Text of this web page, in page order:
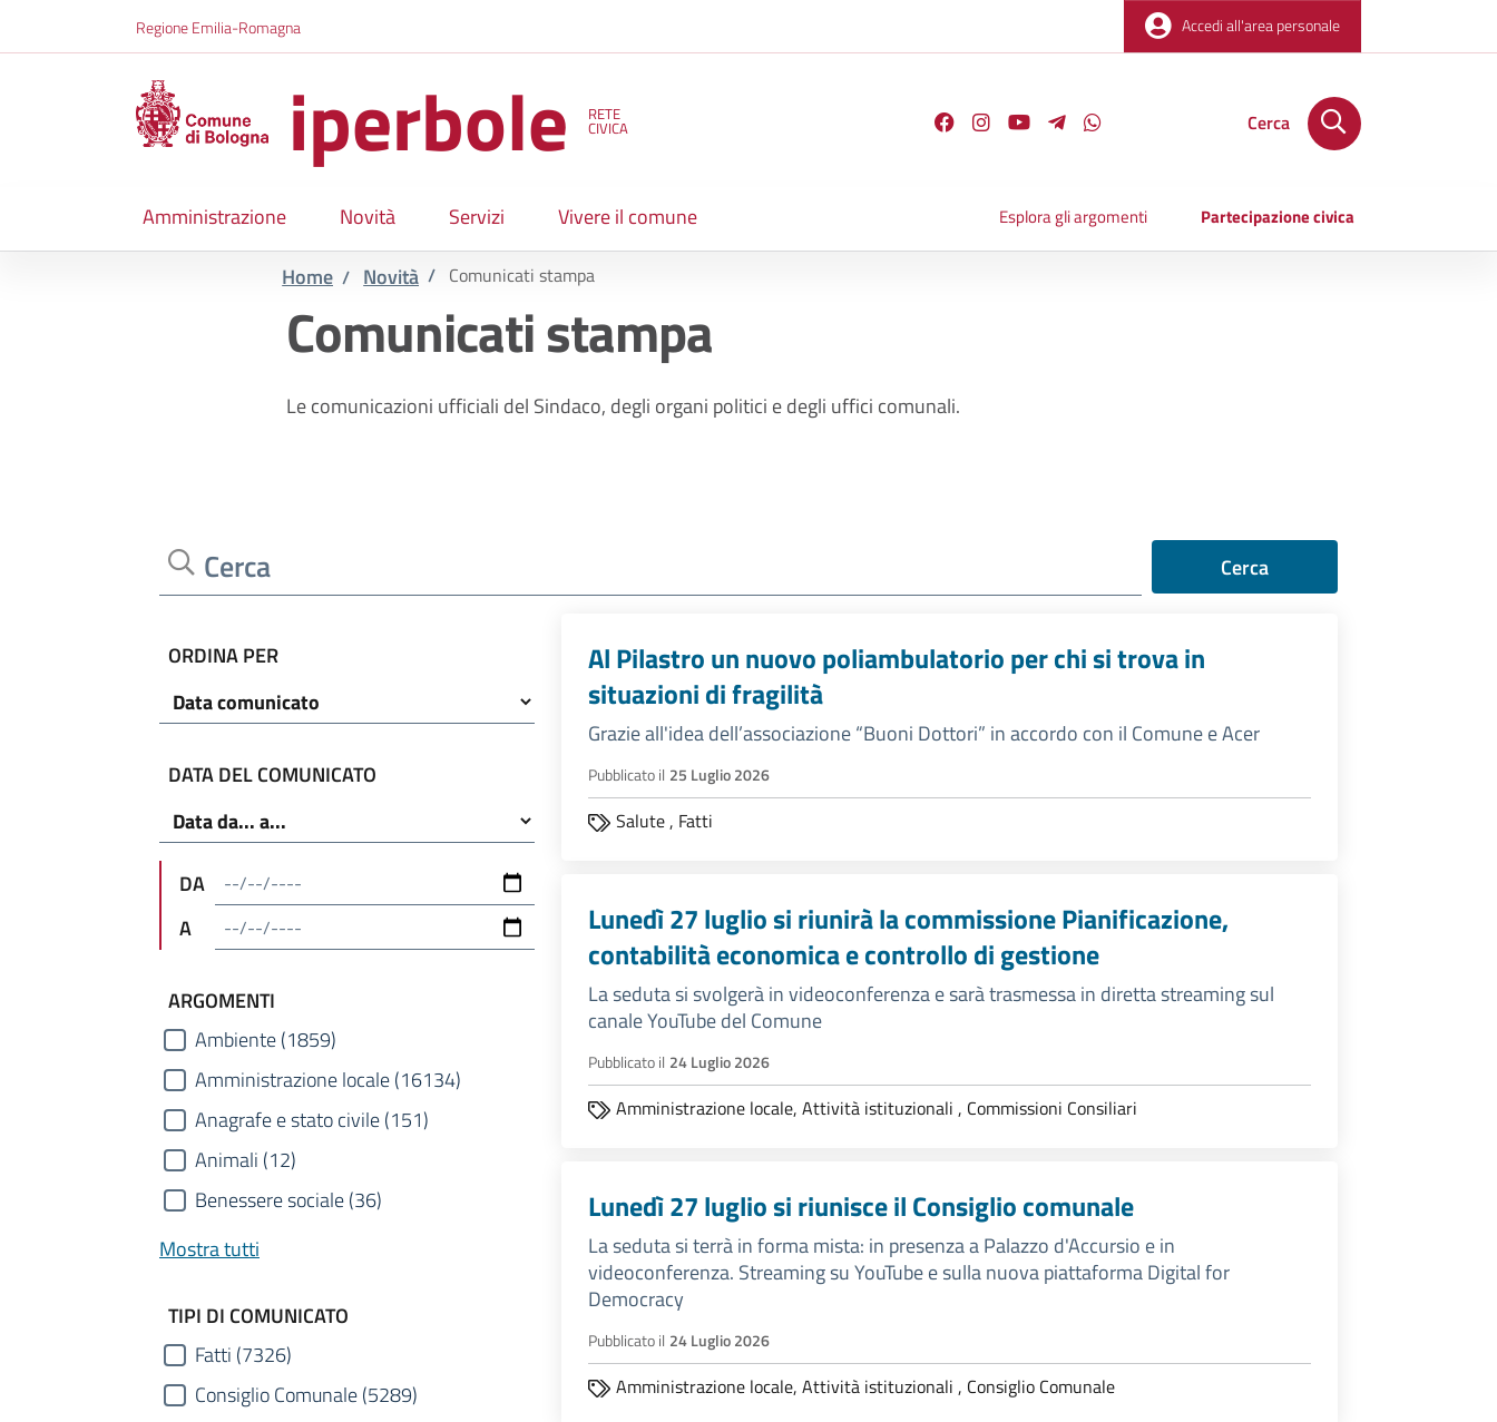
Regione Emilia-Romagna Accedi all'area personale
iperbole RETE
CIVICA Cerca
Amministrazione Novità Servizi Vivere il comune Esplora gli argomenti Partecipazione civica
Home / Novità / Comunicati stampa
Comunicati stampa
Le comunicazioni ufficiali del Sindaco, degli organi politici e degli uffici comunali.
Cerca Cerca
ORDINA PER
DATA DEL COMUNICATO
DA
A
ARGOMENTI
Ambiente (1859)
Amministrazione locale (16134)
Anagrafe e stato civile (151)
Animali (12)
Benessere sociale (36)
Mostra tutti
TIPI DI COMUNICATO
Fatti (7326)
Consiglio Comunale (5289)
Al Pilastro un nuovo poliambulatorio per chi si trova in
situazioni di fragilità
Grazie all'idea dell’associazione “Buoni Dottori” in accordo con il Comune e Acer
Pubblicato il 25 Luglio 2026
Salute, Fatti
Lunedì 27 luglio si riunirà la commissione Pianificazione,
contabilità economica e controllo di gestione
La seduta si svolgerà in videoconferenza e sarà trasmessa in diretta streaming sul
canale YouTube del Comune
Pubblicato il 24 Luglio 2026
Amministrazione locale, Attività istituzionali , Commissioni Consiliari
Lunedì 27 luglio si riunisce il Consiglio comunale
La seduta si terrà in forma mista: in presenza a Palazzo d'Accursio e in
videoconferenza. Streaming su YouTube e sulla nuova piattaforma Digital for
Democracy
Pubblicato il 24 Luglio 2026
Amministrazione locale, Attività istituzionali , Consiglio Comunale